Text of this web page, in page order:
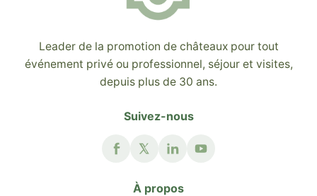
Leader de la promotion de châteaux pour tout
événement privé ou professionnel, séjour et visites,
depuis plus de 30 ans.
Suivez-nous
À propos